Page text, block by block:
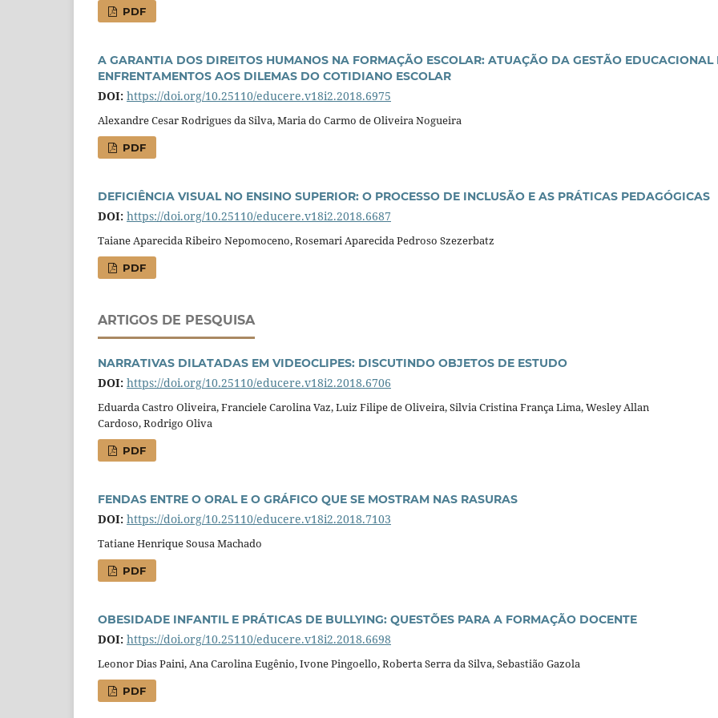
PDF
A GARANTIA DOS DIREITOS HUMANOS NA FORMAÇÃO ESCOLAR: ATUAÇÃO DA GESTÃO EDUCACIONAL
ENFRENTAMENTOS AOS DILEMAS DO COTIDIANO ESCOLAR
DOI: https://doi.org/10.25110/educere.v18i2.2018.6975
Alexandre Cesar Rodrigues da Silva, Maria do Carmo de Oliveira Nogueira
PDF
DEFICIÊNCIA VISUAL NO ENSINO SUPERIOR: O PROCESSO DE INCLUSÃO E AS PRÁTICAS PEDAGÓGICAS
DOI: https://doi.org/10.25110/educere.v18i2.2018.6687
Taiane Aparecida Ribeiro Nepomoceno, Rosemari Aparecida Pedroso Szezerbatz
PDF
ARTIGOS DE PESQUISA
NARRATIVAS DILATADAS EM VIDEOCLIPES: DISCUTINDO OBJETOS DE ESTUDO
DOI: https://doi.org/10.25110/educere.v18i2.2018.6706
Eduarda Castro Oliveira, Franciele Carolina Vaz, Luiz Filipe de Oliveira, Silvia Cristina França Lima, Wesley Allan
Cardoso, Rodrigo Oliva
PDF
FENDAS ENTRE O ORAL E O GRÁFICO QUE SE MOSTRAM NAS RASURAS
DOI: https://doi.org/10.25110/educere.v18i2.2018.7103
Tatiane Henrique Sousa Machado
PDF
OBESIDADE INFANTIL E PRÁTICAS DE BULLYING: QUESTÕES PARA A FORMAÇÃO DOCENTE
DOI: https://doi.org/10.25110/educere.v18i2.2018.6698
Leonor Dias Paini, Ana Carolina Eugênio, Ivone Pingoello, Roberta Serra da Silva, Sebastião Gazola
PDF